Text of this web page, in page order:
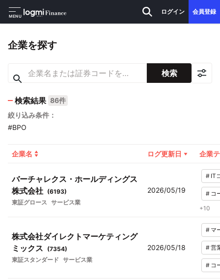
MENU
ログイン 会員登録
企業を探す
検索
検索結果 86件
絞り込み条件：
#BPO
企業名 ログ更新日 企業
バーチャレクス・ホールディングス
株式会社 (6193)
東証グロース サービス業
2026/05/19
# IT
# コ
+10
株式会社ダイレクトマーケティング
ミックス
(7354)
東証スタンダード サービス業
2026/05/18
# マ
#営
# コ